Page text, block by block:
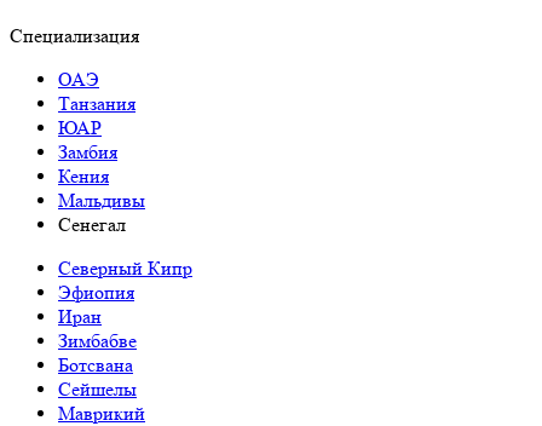
Специализация
ОАЭ
Танзания
ЮАР
Замбия
Кения
Мальдивы
Сенегал
Северный Кипр
Эфиопия
Иран
Зимбабве
Ботсвана
Сейшелы
Маврикий